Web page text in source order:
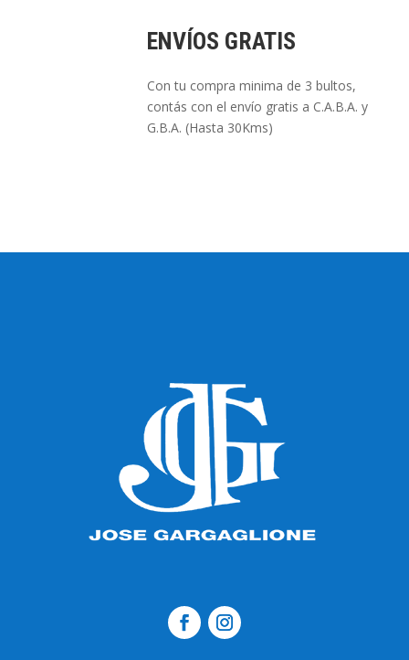
ENVÍOS GRATIS
Con tu compra minima de 3 bultos,
contás con el envío gratis a C.A.B.A. y
G.B.A. (Hasta 30Kms)